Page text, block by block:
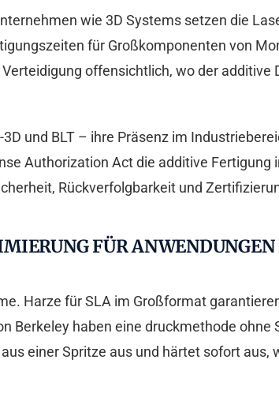
wie 3D Systems setzen die
für Großkomponenten von
offensichtlich, wo der additive
und BLT – ihre Präsenz im
Authorization Act die additive Fertigung
Rückverfolgbarkeit und
FÜR ANWENDUNGEN
Harze für SLA im Großformat
Berkeley haben eine druckmethode
einer Spritze aus und härtet sofort aus,